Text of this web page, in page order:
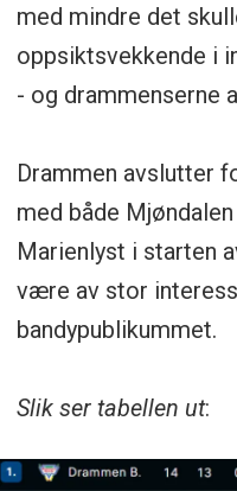
med mindre det
oppsiktsvekkende i
- og drammenserne
Drammen avslutter
med både
Marienlyst i starten
være av stor
bandypublikummet.
Slik ser tabellen ut: